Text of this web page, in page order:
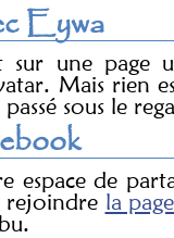
Eywa
une page
Mais rien
sous le
espace de
rejoindre la